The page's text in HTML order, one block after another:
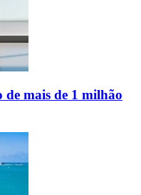
mais de 1 milhão